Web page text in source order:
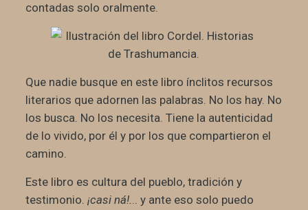
contadas solo oralmente.
Que nadie busque en este libro ínclitos recursos
literarios que adornen las palabras. No los hay. No
los busca. No los necesita. Tiene la autenticidad
de lo vivido, por él y por los que compartieron el
camino.
Este libro es cultura del pueblo, tradición y
testimonio. ¡casi ná!... y ante eso solo puedo